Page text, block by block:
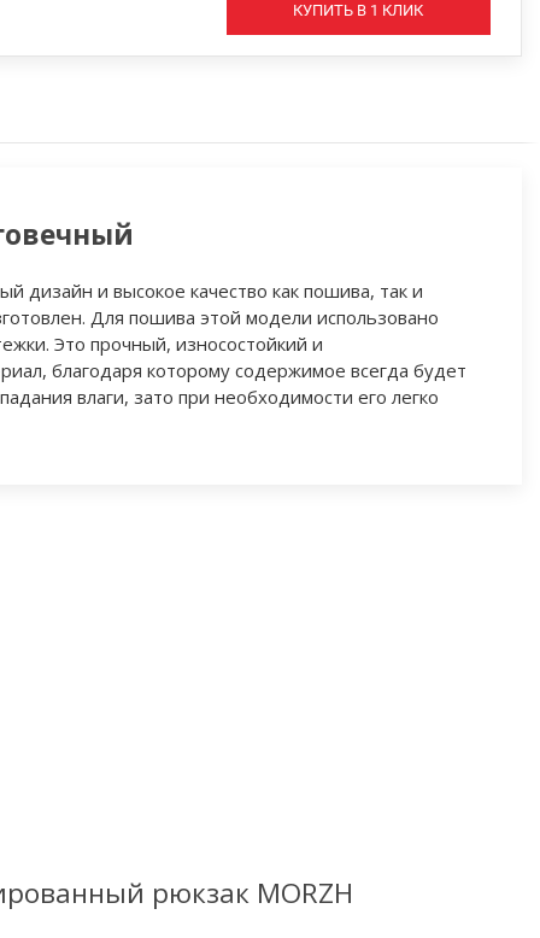
КУПИТЬ В 1 КЛИК
дизайн и высокое качество как пошива, так и
Для пошива этой модели использовано
Это прочный, износостойкий и
благодаря которому содержимое всегда будет
влаги, зато при необходимости его легко
рюкзак MORZH